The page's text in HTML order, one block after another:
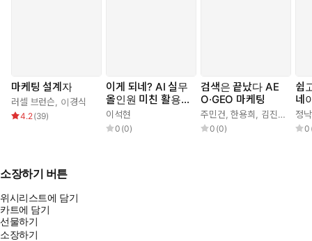
마케팅 설계자
러셀 브런슨, 이경식
4.2(39)
이게 되네? AI 실무
올인원 미친 활용법
71제
이석현
0 (0)
검색은 끝났다 AE
O·GEO 마케팅
주민건,한용희, 김진용
0 (0)
쉽
네
랫
어
정
0
소장하기 버튼
위시리스트에 담기
카트에 담기
선물하기
소장하기